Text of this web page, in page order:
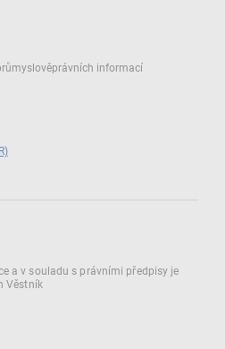
informací
a v souladu s právními předpisy je
Věstník